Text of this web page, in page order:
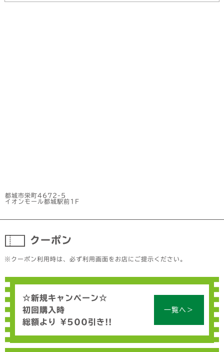
都城市栄町4672-5
イオンモール都城駅前1F
クーポン
※クーポン利用時は、必ず利用画面をお店にご提示ください。
一覧へ＞
☆新規キャンペーン☆
初回購入時
総額より ¥500引き!!